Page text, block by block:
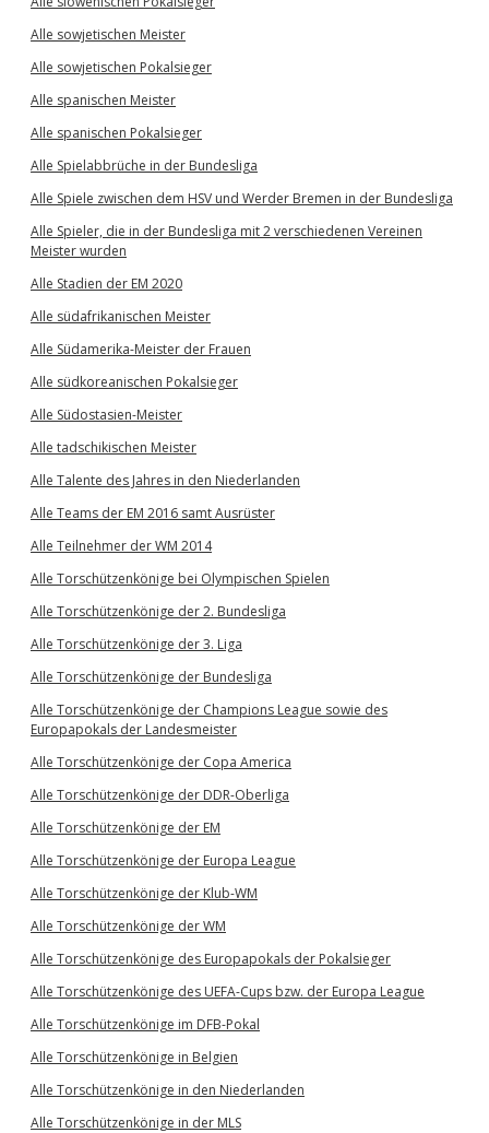
Alle sowjetischen Meister
Alle sowjetischen Pokalsieger
Alle spanischen Meister
Alle spanischen Pokalsieger
Alle Spielabbrüche in der Bundesliga
Alle Spiele zwischen dem HSV und Werder Bremen in der Bundesliga
Alle Spieler, die in der Bundesliga mit 2 verschiedenen Vereinen
Meister wurden
Alle Stadien der EM 2020
Alle südafrikanischen Meister
Alle Südamerika-Meister der Frauen
Alle südkoreanischen Pokalsieger
Alle Südostasien-Meister
Alle tadschikischen Meister
Alle Talente des Jahres in den Niederlanden
Alle Teams der EM 2016 samt Ausrüster
Alle Teilnehmer der WM 2014
Alle Torschützenkönige bei Olympischen Spielen
Alle Torschützenkönige der 2. Bundesliga
Alle Torschützenkönige der 3. Liga
Alle Torschützenkönige der Bundesliga
Alle Torschützenkönige der Champions League sowie des
Europapokals der Landesmeister
Alle Torschützenkönige der Copa America
Alle Torschützenkönige der DDR-Oberliga
Alle Torschützenkönige der EM
Alle Torschützenkönige der Europa League
Alle Torschützenkönige der Klub-WM
Alle Torschützenkönige der WM
Alle Torschützenkönige des Europapokals der Pokalsieger
Alle Torschützenkönige des UEFA-Cups bzw. der Europa League
Alle Torschützenkönige im DFB-Pokal
Alle Torschützenkönige in Belgien
Alle Torschützenkönige in den Niederlanden
Alle Torschützenkönige in der MLS